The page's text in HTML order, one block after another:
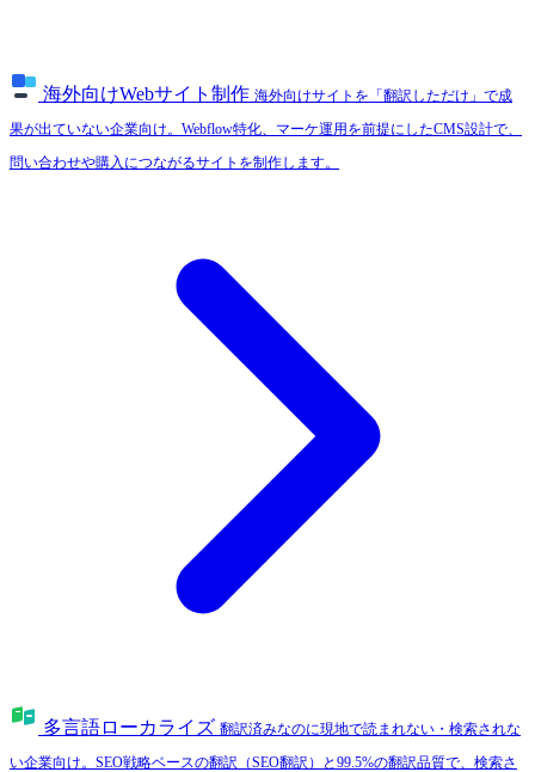
海外向けWebサイト制作 海外向けサイトを「翻訳しただけ」で成
果が出ていない企業向け。Webflow特化、マーケ運用を前提にしたCMS設計で、
問い合わせや購入につながるサイトを制作します。
多言語ローカライズ 翻訳済みなのに現地で読まれない・検索されな
い企業向け。SEO戦略ベースの翻訳（SEO翻訳）と99.5%の翻訳品質で、検索さ